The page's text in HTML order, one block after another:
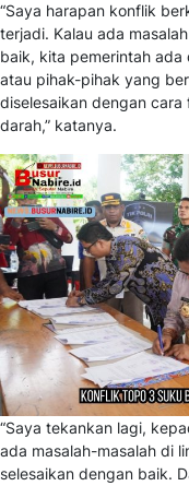
“Saya harapan konflik
terjadi. Kalau ada
baik, kita pemerintah ada
atau pihak-pihak yang
diselesaikan dengan
darah,” katanya.
“Saya tekankan lagi,
ada masalah-masalah di
selesaikan dengan baik.